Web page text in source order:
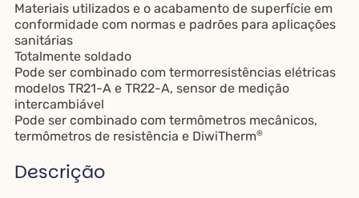
Materiais utilizados e o acabamento de superfície em
conformidade com normas e padrões para aplicações
sanitárias
Totalmente soldado
Pode ser combinado com termorresistências elétricas
modelos TR21-A e TR22-A, sensor de medição
intercambiável
Pode ser combinado com termômetros mecânicos,
termômetros de resistência e DiwiTherm®
Descrição